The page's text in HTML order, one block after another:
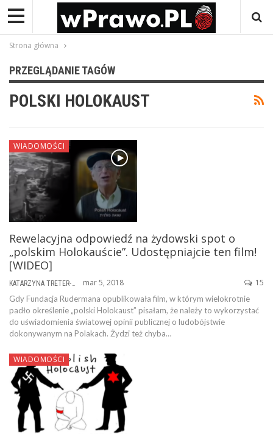
Strona główna
PRZEGLĄDANIE TAGÓW
POLSKI HOLOKAUST
WIADOMOŚCI
Rewelacyjna odpowiedź na żydowski spot o
„polskim Holokauście”. Udostępniajcie ten film!
[WIDEO]
mar 5, 2018 15
Gdy Fundacja Rudermana opublikowała film, w którym wielokrotnie
padło określenie „polski Holokaust” pisałam, że należy to wykorzystać
do uświadomienia światowej opinii publicznej o ludobójstwie
dokonywanym na Polakach. Żydzi też chyba…
WIADOMOŚCI